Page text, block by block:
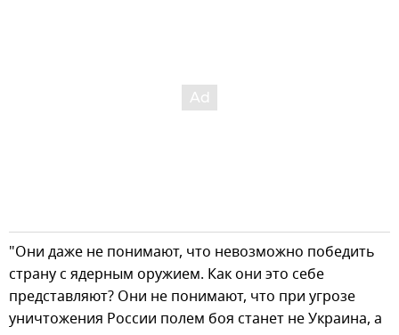
"Они даже не понимают, что невозможно победить
страну с ядерным оружием. Как они это себе
представляют? Они не понимают, что при угрозе
уничтожения России полем боя станет не Украина, а